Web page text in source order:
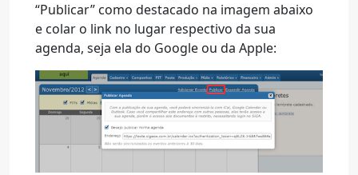
“Publicar” como destacado na imagem abaixo
e colar o link no lugar respectivo da sua
agenda, seja ela do Google ou da Apple: